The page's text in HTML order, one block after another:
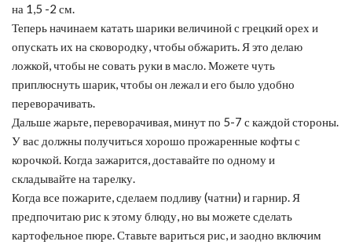
на 1,5 -2 см.
Теперь начинаем катать шарики величиной с грецкий орех и
опускать их на сковородку, чтобы обжарить. Я это делаю
ложкой, чтобы не совать руки в масло. Можете чуть
приплюснуть шарик, чтобы он лежал и его было удобно
переворачивать.
Дальше жарьте, переворачивая, минут по 5-7 с каждой стороны.
У вас должны получиться хорошо прожаренные кофты с
корочкой. Когда зажарится, доставайте по одному и
складывайте на тарелку.
Когда все пожарите, сделаем подливу (чатни) и гарнир. Я
предпочитаю рис к этому блюду, но вы можете сделать
картофельное пюре. Ставьте вариться рис, и заодно включим